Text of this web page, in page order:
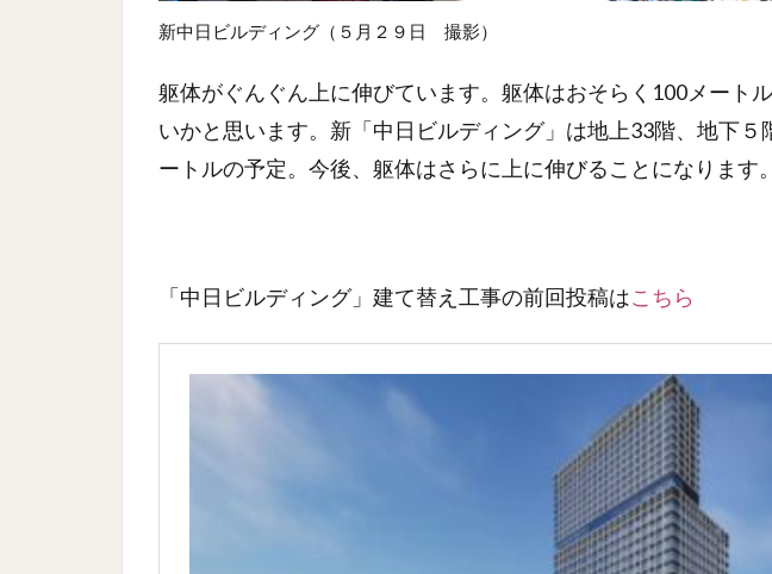
新中日ビルディング（５月２９日 撮影）
躯体がぐんぐん上に伸びています。躯体はおそらく100メート
いかと思います。新「中日ビルディング」は地上33階、地下５
ートルの予定。今後、躯体はさらに上に伸びることになります。
「中日ビルディング」建て替え工事の前回投稿はこちら